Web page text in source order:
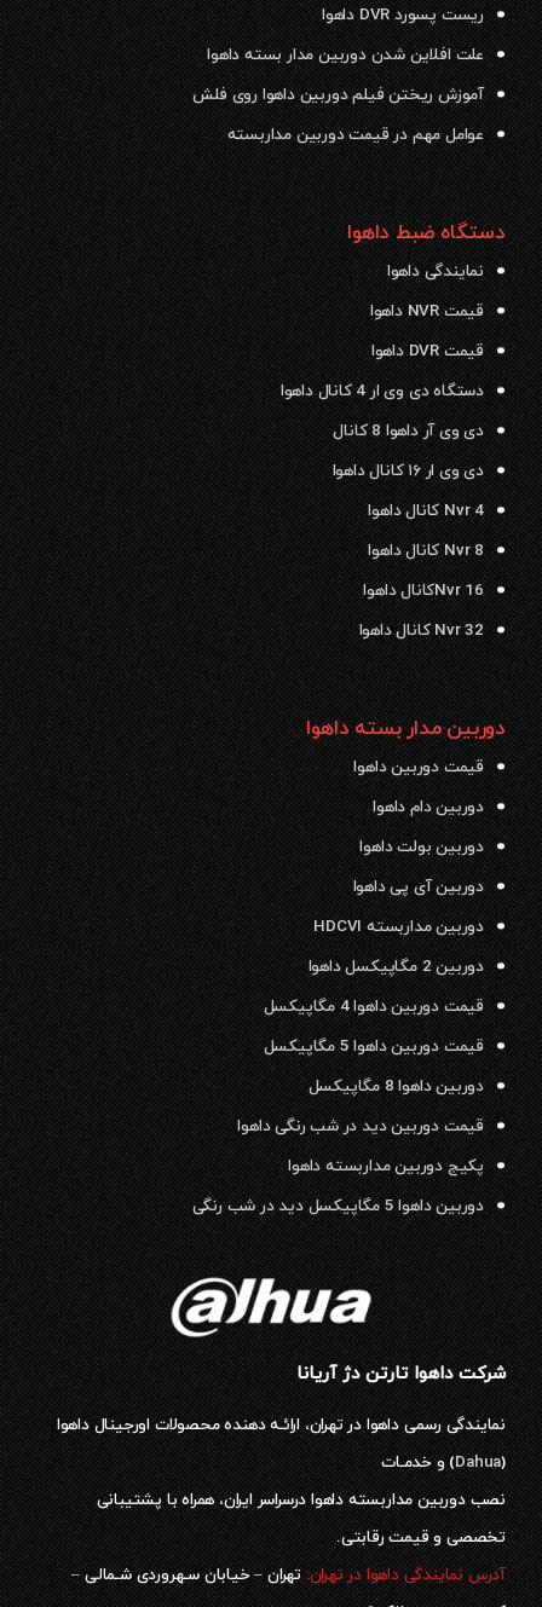
ریست پسورد DVR داهوا
علت افلاین شدن دوربین مدار بسته داهوا
آموزش ریختن فیلم دوربین داهوا روی فلش
عوامل مهم در قیمت دوربین مداربسته
دستگاه ضبط داهوا
نمایندگی داهوا
قیمت NVR داهوا
قیمت DVR داهوا
دستگاه دی وی ار 4 کانال داهوا
دی وی آر داهوا 8 کانال
دی وی ار ۱۶ کانال داهوا
Nvr 4 کانال داهوا
Nvr 8 کانال داهوا
Nvr 16کانال داهوا
Nvr 32 کانال داهوا
دوربین مدار بسته داهوا
قیمت دوربین داهوا
دوربین دام داهوا
دوربین بولت داهوا
دوربین آی پی داهوا
دوربین مداربسته HDCVI
دوربین 2 مگاپیکسل داهوا
قیمت دوربین داهوا 4 مگاپیکسل
قیمت دوربین داهوا 5 مگاپیکسل
دوربین داهوا 8 مگاپیکسل
قیمت دوربین دید در شب رنگی داهوا
پکیج دوربین مداربسته داهوا
دوربین داهوا 5 مگاپیکسل دید در شب رنگی
شرکت داهوا تارتن دژ آریانا
نمایندگی رسمی داهوا در تهران، ارائـه دهنده محصولات اورجینال داهوا
(
Dahua) و خدمـات
نصب دوربین مداربسته داهوا درسراسر ایران، همراه با پشتیبانی
تخصصی و قیمت رقابتی.
آدرس نمایندگی داهوا در تهران:تهران – خیابان سـهروردی شـمالی –